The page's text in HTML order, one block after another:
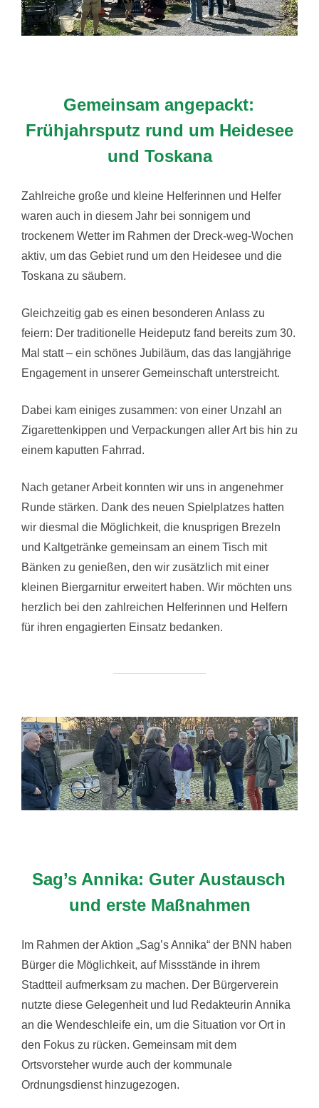
Gemeinsam angepackt:
Frühjahrsputz rund um Heidesee
und Toskana
Zahlreiche große und kleine Helferinnen und Helfer
waren auch in diesem Jahr bei sonnigem und
trockenem Wetter im Rahmen der Dreck-weg-Wochen
aktiv, um das Gebiet rund um den Heidesee und die
Toskana zu säubern.
Gleichzeitig gab es einen besonderen Anlass zu
feiern: Der traditionelle Heideputz fand bereits zum 30.
Mal statt – ein schönes Jubiläum, das das langjährige
Engagement in unserer Gemeinschaft unterstreicht.
Dabei kam einiges zusammen: von einer Unzahl an
Zigarettenkippen und Verpackungen aller Art bis hin zu
einem kaputten Fahrrad.
Nach getaner Arbeit konnten wir uns in angenehmer
Runde stärken. Dank des neuen Spielplatzes hatten
wir diesmal die Möglichkeit, die knusprigen Brezeln
und Kaltgetränke gemeinsam an einem Tisch mit
Bänken zu genießen, den wir zusätzlich mit einer
kleinen Biergarnitur erweitert haben. Wir möchten uns
herzlich bei den zahlreichen Helferinnen und Helfern
für ihren engagierten Einsatz bedanken.
Sag’s Annika: Guter Austausch
und erste Maßnahmen
Im Rahmen der Aktion „Sag’s Annika“ der BNN haben
Bürger die Möglichkeit, auf Missstände in ihrem
Stadtteil aufmerksam zu machen. Der Bürgerverein
nutzte diese Gelegenheit und lud Redakteurin Annika
an die Wendeschleife ein, um die Situation vor Ort in
den Fokus zu rücken. Gemeinsam mit dem
Ortsvorsteher wurde auch der kommunale
Ordnungsdienst hinzugezogen.